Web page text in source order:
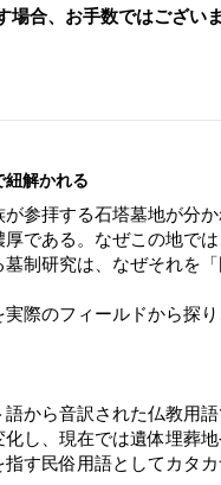
場合、お手数ではござ
紐解かれる
参拝する石塔墓地が分か
である。なぜこの地で
制研究は、なぜそれを
際のフィールドから探
語から音訳された仏教用
し、現在では遺体埋葬
す民俗用語としてカタ